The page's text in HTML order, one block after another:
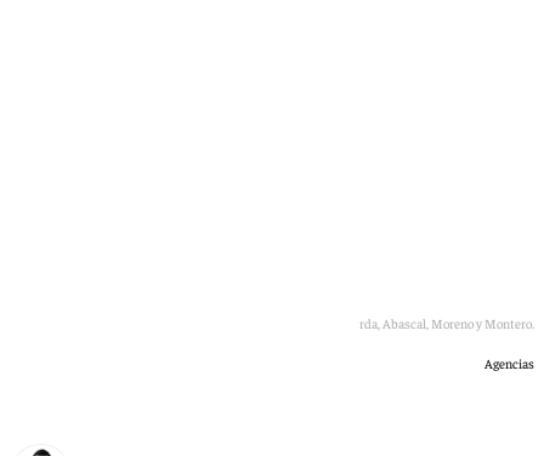
De derecha a izquierda, Abascal, Moreno y Montero.
Agencias